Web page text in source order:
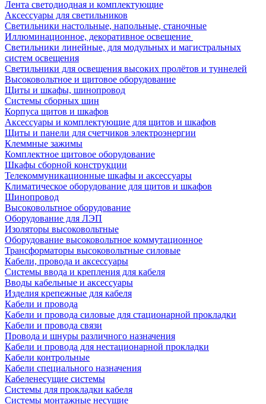
Лента светодиодная и комплектующие
Аксессуары для светильников
Светильники настольные, напольные, станочные
Иллюминационное, декоративное освещение
Светильники линейные, для модульных и магистральных
систем освещения
Светильники для освещения высоких пролётов и туннелей
Высоковольтное и щитовое оборудование
Щиты и шкафы, шинопровод
Системы сборных шин
Корпуса щитов и шкафов
Аксессуары и комплектующие для щитов и шкафов
Щиты и панели для счетчиков электроэнергии
Клеммные зажимы
Комплектное щитовое оборудование
Шкафы сборной конструкции
Телекоммуникационные шкафы и аксессуары
Климатическое оборудование для щитов и шкафов
Шинопровод
Высоковольтное оборудование
Оборудование для ЛЭП
Изоляторы высоковольтные
Оборудование высоковольтное коммутационное
Трансформаторы высоковольтные силовые
Кабели, провода и аксессуары
Системы ввода и крепления для кабеля
Вводы кабельные и аксессуары
Изделия крепежные для кабеля
Кабели и провода
Кабели и провода силовые для стационарной прокладки
Кабели и провода связи
Провода и шнуры различного назначения
Кабели и провода для нестационарной прокладки
Кабели контрольные
Кабели специального назначения
Кабеленесущие системы
Системы для прокладки кабеля
Системы монтажные несущие